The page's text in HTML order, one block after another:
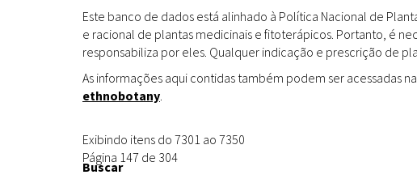
Este banco de dados está alinhado à Política Nacional de
e racional de plantas medicinais e fitoterápicos. Portanto, é
responsabiliza por eles. Qualquer indicação e prescrição de
As informações aqui contidas também podem ser acessadas
ethnobotany.
Exibindo itens do 7301 ao 7350
Página 147 de 304
Buscar